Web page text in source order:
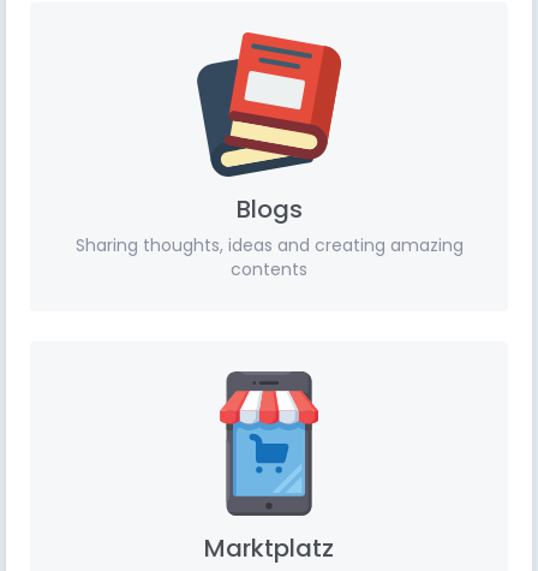
Blogs
Sharing thoughts, ideas and creating amazing
contents
Marktplatz